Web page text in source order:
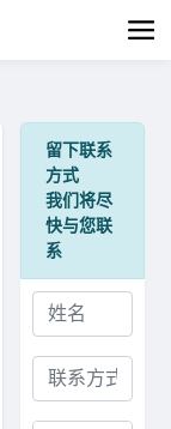
留下联系
方式
我们将尽
快与您联
系